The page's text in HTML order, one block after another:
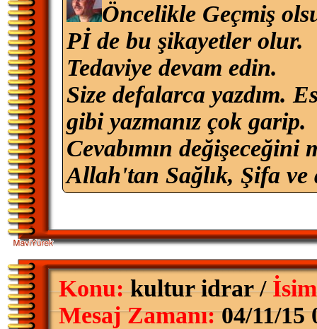
Öncelikle Geçmiş
Pİ de bu şikayetler olur.
Tedaviye devam edin.
Size defalarca yazdım.
gibi yazmanız çok garip.
Cevabımın değişeceğini
Allah'tan Sağlık, Şifa
Konu:kultur idrar /
Mesaj Zamanı:04/11/15